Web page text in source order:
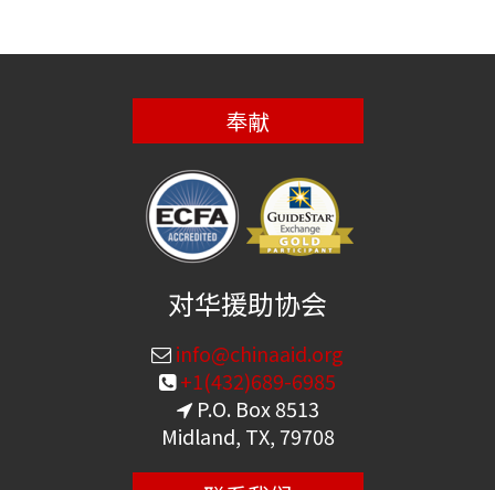
奉献
对华援助协会
info@chinaaid.org
+1(432)689-6985
P.O. Box 8513
Midland, TX, 79708